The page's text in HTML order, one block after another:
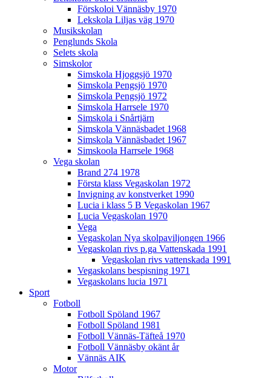
Förskoloi Vännäsby 1970
Lekskola Liljas väg 1970
Musikskolan
Penglunds Skola
Selets skola
Simskolor
Simskola Hjoggsjö 1970
Simskola Pengsjö 1970
Simskola Pengsjö 1972
Simskola Harrsele 1970
Simskola i Snårtjärn
Simskola Vännäsbadet 1968
Simskola Vännäsbadet 1967
Simskoola Harrsele 1968
Vega skolan
Brand 274 1978
Första klass Vegaskolan 1972
Invigning av konstverket 1990
Lucia i klass 5 B Vegaskolan 1967
Lucia Vegaskolan 1970
Vega
Vegaskolan Nya skolpaviljongen 1966
Vegaskolan rivs p.ga Vattenskada 1991
Vegaskolan rivs vattenskada 1991
Vegaskolans bespisning 1971
Vegaskolans lucia 1971
Sport
Fotboll
Fotboll Spöland 1967
Fotboll Spöland 1981
Fotboll Vännäs-Täfteå 1970
Fotboll Vännäsby okänt år
Vännäs AIK
Motor